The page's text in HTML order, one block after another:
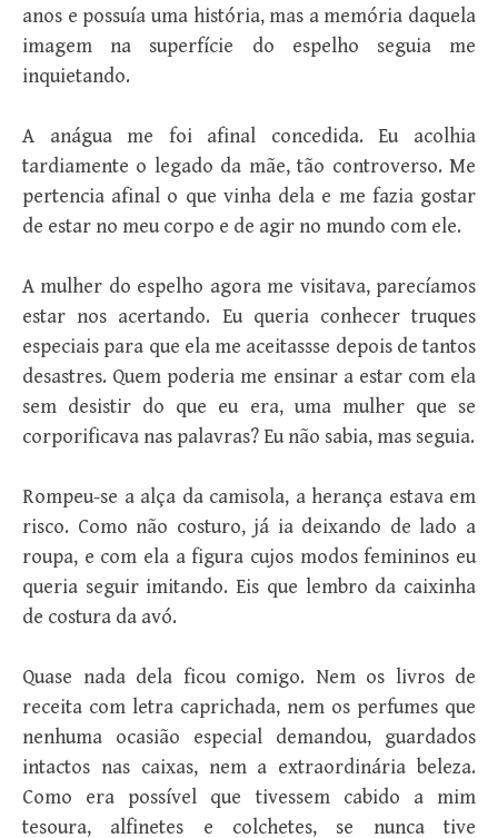
anos e possuía uma história, mas a memória daquela
imagem na superfície do espelho seguia me
inquietando.
A anágua me foi afinal concedida. Eu acolhia
tardiamente o legado da mãe, tão controverso. Me
pertencia afinal o que vinha dela e me fazia gostar
de estar no meu corpo e de agir no mundo com ele.
A mulher do espelho agora me visitava, parecíamos
estar nos acertando. Eu queria conhecer truques
especiais para que ela me aceitassse depois de tantos
desastres. Quem poderia me ensinar a estar com ela
sem desistir do que eu era, uma mulher que se
corporificava nas palavras? Eu não sabia, mas seguia.
Rompeu-se a alça da camisola, a herança estava em
risco. Como não costuro, já ia deixando de lado a
roupa, e com ela a figura cujos modos femininos eu
queria seguir imitando. Eis que lembro da caixinha
de costura da avó.
Quase nada dela ficou comigo. Nem os livros de
receita com letra caprichada, nem os perfumes que
nenhuma ocasião especial demandou, guardados
intactos nas caixas, nem a extraordinária beleza.
Como era possível que tivessem cabido a mim
tesoura, alfinetes e colchetes, se nunca tive